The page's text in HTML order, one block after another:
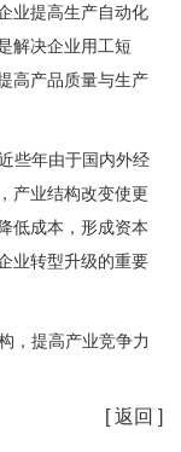
业提高生产自动化
解决企业用工短
高产品质量与生产
些年由于国内外经
产业结构改变使更
低成本，形成资本
业转型升级的重要
，提高产业竞争力
[ 返回 ]